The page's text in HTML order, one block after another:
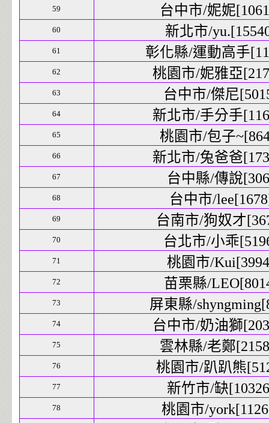
59 台中市/妮妮
60 新北市/
61 彰化縣/運動高手
62 桃園市/妮雅亞
63 台中市/傑尼
64 新北市/手分手
65 桃園市/包子
66 新北市/兔爸爸
67 台中縣/傳說
68 台中市/
69 台南市/狗奴才
70 台北市/小乖
71 桃園市/
72 苗栗縣/
73 屏東縣/
74 台中市/奶油獅
75 雲林縣/老鄭
76 桃園市/趴趴熊
77 新竹市/缺
78 桃園市/